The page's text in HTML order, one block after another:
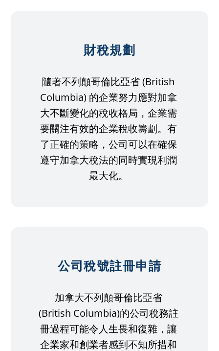
財稅規劃
隨著不列顛哥倫比亞省 (British
Columbia) 的企業努力應對加拿
大不斷變化的稅收格局，企業需
要關注有效的企業稅收籌劃。有
了正確的策略，公司可以在確保
遵守加拿大稅法的同時實現利潤
最大化。
公司稅號註冊申請
加拿大不列顛哥倫比亞省
(British Columbia)的公司稅務註
冊過程可能令人生畏和復雜，讓
企業家和創業者感到不知所措和